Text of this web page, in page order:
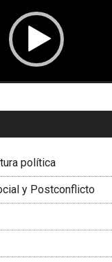
Mejía,
Vicepresidenta
política
y Postconflicto